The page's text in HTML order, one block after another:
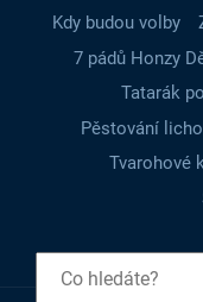
Kdy budou volby
7 pádů Honzy
Tatarák
Pěstování
Tvarohové